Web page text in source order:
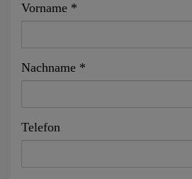
Vorname
Nachname
Telefon